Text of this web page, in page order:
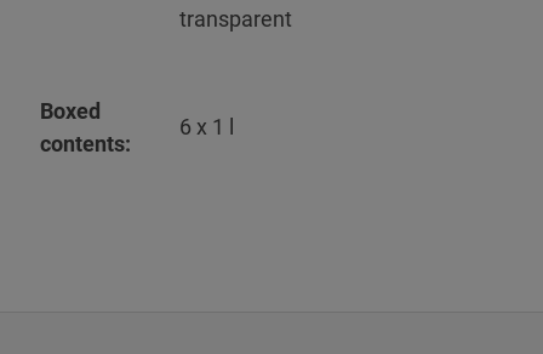
transparent
Boxed
contents:
6 x 1 l